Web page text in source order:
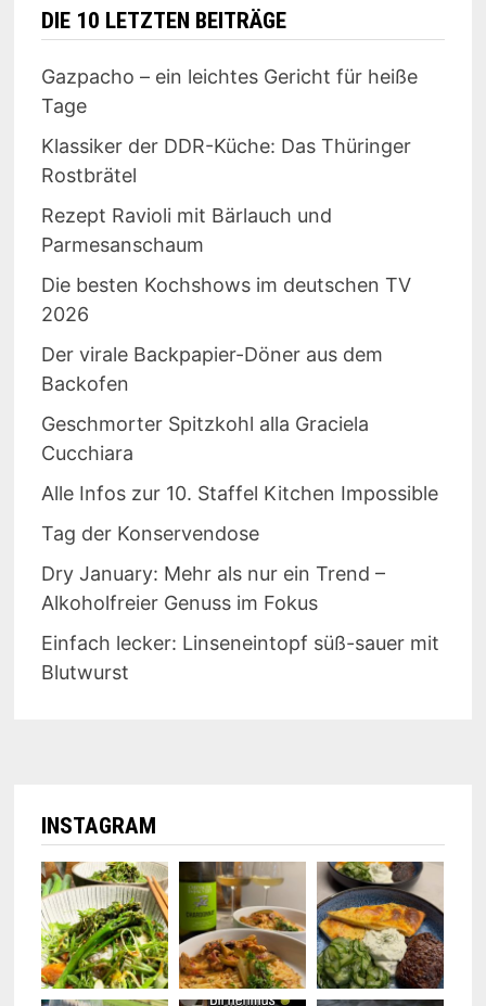
DIE 10 LETZTEN BEITRÄGE
Gazpacho – ein leichtes Gericht für heiße
Tage
Klassiker der DDR-Küche: Das Thüringer
Rostbrätel
Rezept Ravioli mit Bärlauch und
Parmesanschaum
Die besten Kochshows im deutschen TV
2026
Der virale Backpapier-Döner aus dem
Backofen
Geschmorter Spitzkohl alla Graciela
Cucchiara
Alle Infos zur 10. Staffel Kitchen Impossible
Tag der Konservendose
Dry January: Mehr als nur ein Trend –
Alkoholfreier Genuss im Fokus
Einfach lecker: Linseneintopf süß-sauer mit
Blutwurst
INSTAGRAM